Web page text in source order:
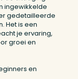
ingewikkelde
gedetailleerde
Het is een
je ervaring,
groei en
en